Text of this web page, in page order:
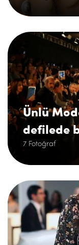
Ünlü
defilede
7 Fotoğraf